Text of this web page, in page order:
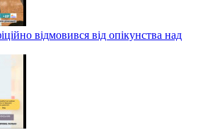
відмовився від опікунства над